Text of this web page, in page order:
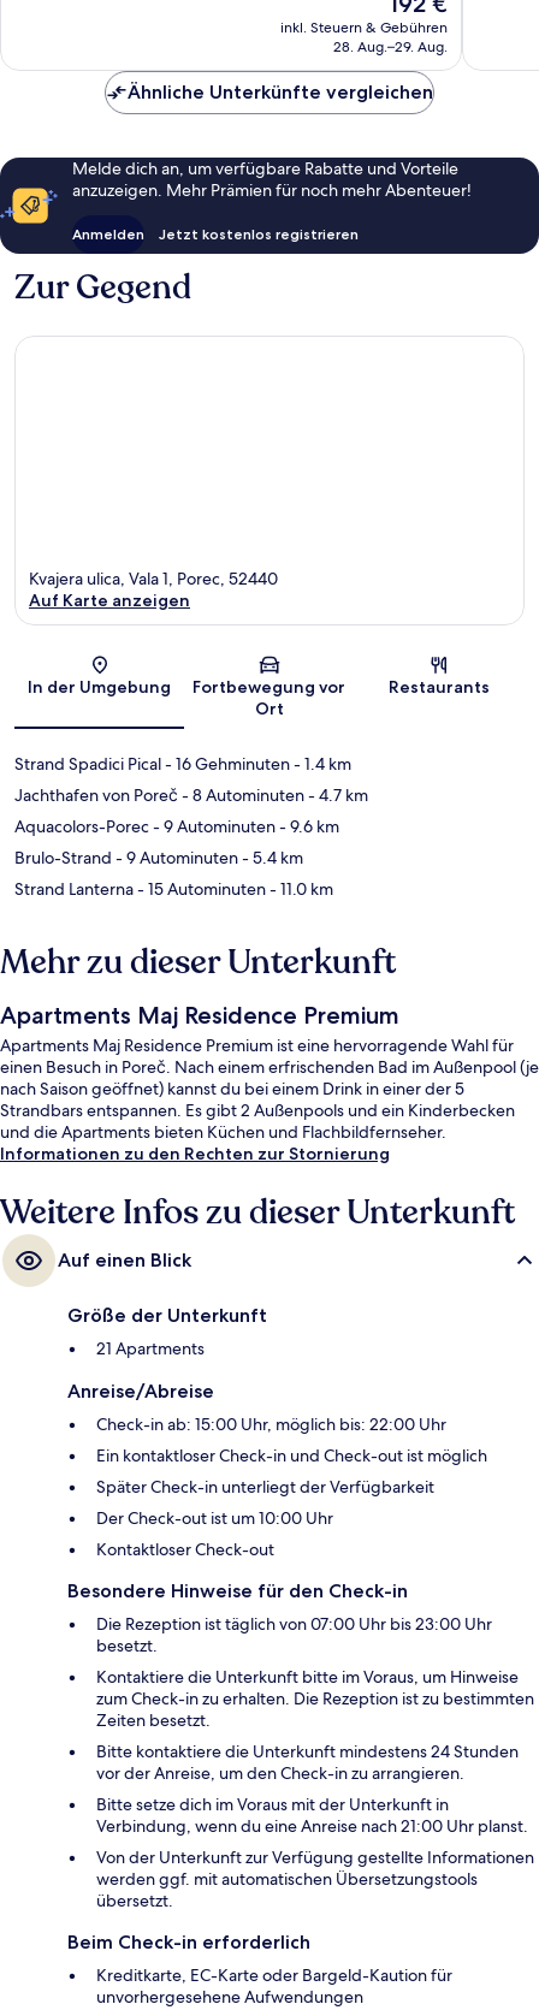
Preis
beträgt
inkl. Steuern & Gebühren
28. Aug.–29. Aug.
Ähnliche Unterkünfte vergleichen
Melde dich an, um verfügbare Rabatte und Vorteile
anzuzeigen. Mehr Prämien für noch mehr Abenteuer!
Anmelden Jetzt kostenlos registrieren
Zur Gegend
Karte
Kvajera ulica, Vala 1, Porec, 52440
Auf Karte anzeigen
In der Umgebung
Fortbewegung vor
Ort
Restaurants
Strand Spadici Pical- 16 Gehminuten- 1.4 km
Jachthafen von Poreč - 8 Autominuten- 4.7 km
Aquacolors-Porec- 9 Autominuten- 9.6 km
Brulo-Strand - 9 Autominuten- 5.4 km
Strand Lanterna- 15 Autominuten- 11.0 km
Mehr zu dieser Unterkunft
Apartments Maj Residence Premium
Apartments Maj Residence Premium ist eine hervorragende Wahl für
einen Besuch in Poreč. Nach einem erfrischenden Bad im Außenpool (je
nach Saison geöffnet) kannst du bei einem Drink in einer der 5
Strandbars entspannen. Es gibt 2 Außenpools und ein Kinderbecken
und die Apartments bieten Küchen und Flachbildfernseher.
Informationen zu den Rechten zur Stornierung
Weitere Infos zu dieser Unterkunft
Auf einen Blick
Größe der Unterkunft
21 Apartments
Anreise/Abreise
Check-in ab: 15:00 Uhr, möglich bis: 22:00 Uhr
Ein kontaktloser Check-in und Check-out ist möglich
Später Check-in unterliegt der Verfügbarkeit
Der Check-out ist um 10:00 Uhr
Kontaktloser Check-out
Besondere Hinweise für den Check-in
Die Rezeption ist täglich von 07:00 Uhr bis 23:00 Uhr
besetzt.
Kontaktiere die Unterkunft bitte im Voraus, um Hinweise
zum Check-in zu erhalten. Die Rezeption ist zu bestimmten
Zeiten besetzt.
Bitte kontaktiere die Unterkunft mindestens 24 Stunden
vor der Anreise, um den Check-in zu arrangieren.
Bitte setze dich im Voraus mit der Unterkunft in
Verbindung, wenn du eine Anreise nach 21:00 Uhr planst.
Von der Unterkunft zur Verfügung gestellte Informationen
werden ggf. mit automatischen Übersetzungstools
übersetzt.
Beim Check-in erforderlich
Kreditkarte, EC-Karte oder Bargeld-Kaution für
unvorhergesehene Aufwendungen